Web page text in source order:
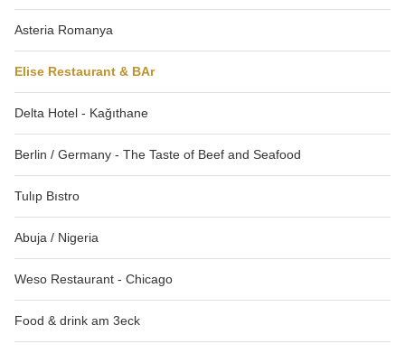
Asteria Romanya
Elise Restaurant & BAr
Delta Hotel - Kağıthane
Berlin / Germany - The Taste of Beef and Seafood
Tulıp Bıstro
Abuja / Nigeria
Weso Restaurant - Chicago
Food & drink am 3eck